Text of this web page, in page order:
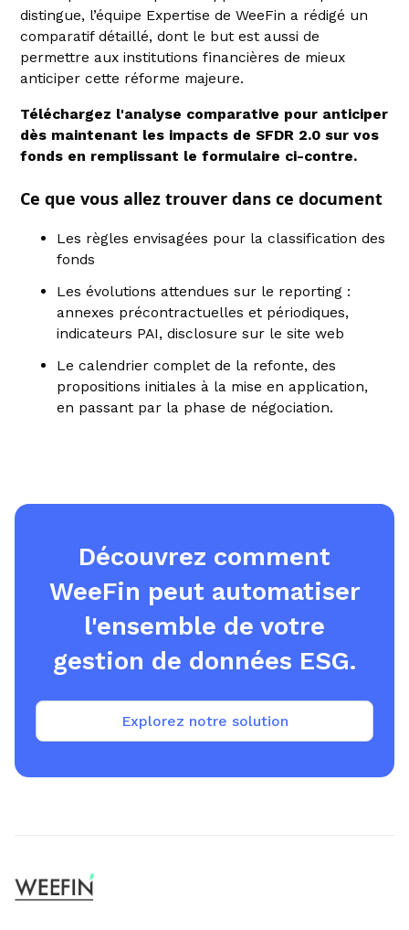
distingue, l’équipe Expertise de WeeFin a rédigé un
comparatif détaillé, dont le but est aussi de
permettre aux institutions financières de mieux
anticiper cette réforme majeure.
Téléchargez l'analyse comparative pour anticiper
dès maintenant les impacts de SFDR 2.0 sur vos
fonds en remplissant le formulaire ci-contre.
Ce que vous allez trouver dans ce document
Les règles envisagées pour la classification des
fonds
Les évolutions attendues sur le reporting :
annexes précontractuelles et périodiques,
indicateurs PAI, disclosure sur le site web
Le calendrier complet de la refonte, des
propositions initiales à la mise en application,
en passant par la phase de négociation.
Découvrez comment
WeeFin peut automatiser
l'ensemble de votre
gestion de données ESG.
Explorez notre solution